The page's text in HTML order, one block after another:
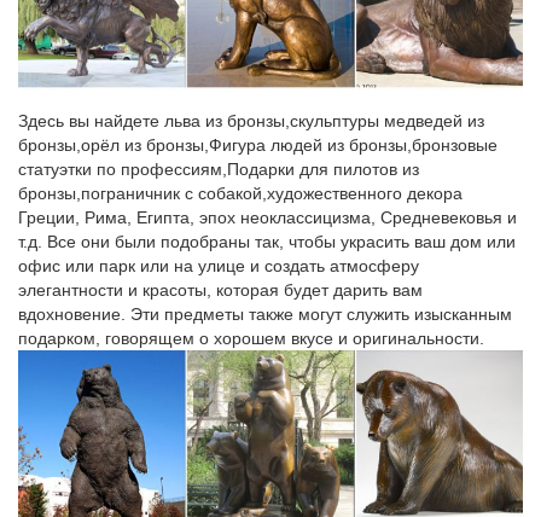
миниатюрных стилизованных статуэток. Фигурка собаки как
символ 2018 года прекрасный выбор в качестве подарка на
грядущий новый год.Фигурки собаки – символ года 2018.
РОЗА5ЛЕТ.рф…
СИМВОЛ ГОДА.Кол-во: "АРОРА" Арт: 3014 фигурка собаки
Charles.1150 Р. Кол-во: "АРОРА" Арт: 351 Bruno -ЩЕНОК-
Английский бульдог.
Фигурка Собаки – символ 2018 года | В нашем…
CMS-60/20 Статуэтка "Собака с букетом" (Pavone).шт. Купить.
Быстрый просмотр.Пройдет всего несколько лет, как символ
года Собака примет бразды правления, чтобы ознаменовать
своим приходом самый благодатный период для всех знаков,
без исключения.
Фигурки и статуэтки
Размер: 11х4х11,5 см. В коллекции «Английский кабинет»
представлены предметы интерьера и декора выполненные в
Здесь вы найдете льва из бронзы,скульптуры медведей из
бронзы,орёл из бронзы,Фигура людей из бронзы,бронзовые
статуэтки по профессиям,Подарки для пилотов из
бронзы,пограничник с собакой,художественного декора
Греции, Рима, Египта, эпох неоклассицизма, Средневековья и
т.д. Все они были подобраны так, чтобы украсить ваш дом или
офис или парк или на улице и создать атмосферу
элегантности и красоты, которая будет дарить вам
вдохновение. Эти предметы также могут служить изысканным
подарком, говорящем о хорошем вкусе и оригинальности.